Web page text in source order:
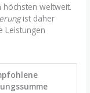
höchsten weltweit.
ist daher
Leistungen